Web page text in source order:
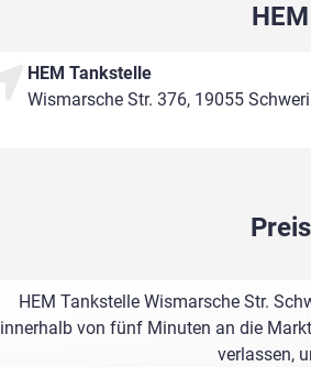
HEM Tankstelle
Wismarsche Str. 376, 19055
HEM Tankstelle Wismarsche Str.
innerhalb von fünf Minuten an die
verlassen,